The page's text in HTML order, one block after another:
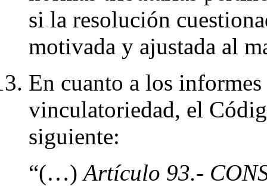
si la resolución
motivada y ajustada al
En cuanto a los
vinculatoriedad, el
siguiente:
“(…)Artículo 93.-